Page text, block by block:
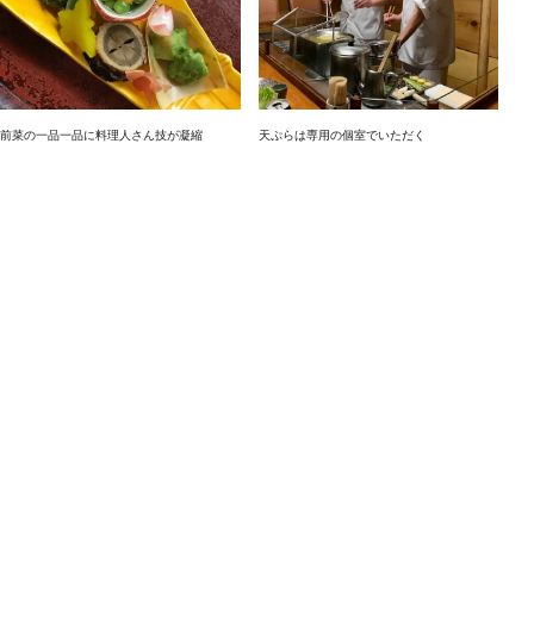
前菜の一品一品に料理人さん技が凝縮 天ぷらは専用の個室でいただく